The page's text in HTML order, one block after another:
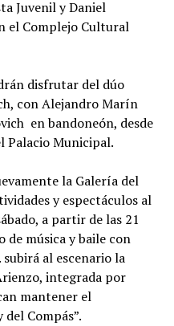
Juvenil y Daniel
el Complejo Cultural
disfrutar del dúo
con Alejandro Marín
en bandoneón, desde
Palacio Municipal.
la Galería del
y espectáculos al
a partir de las 21
de música y baile con
subirá al escenario la
integrada por
mantener el
Compás”.